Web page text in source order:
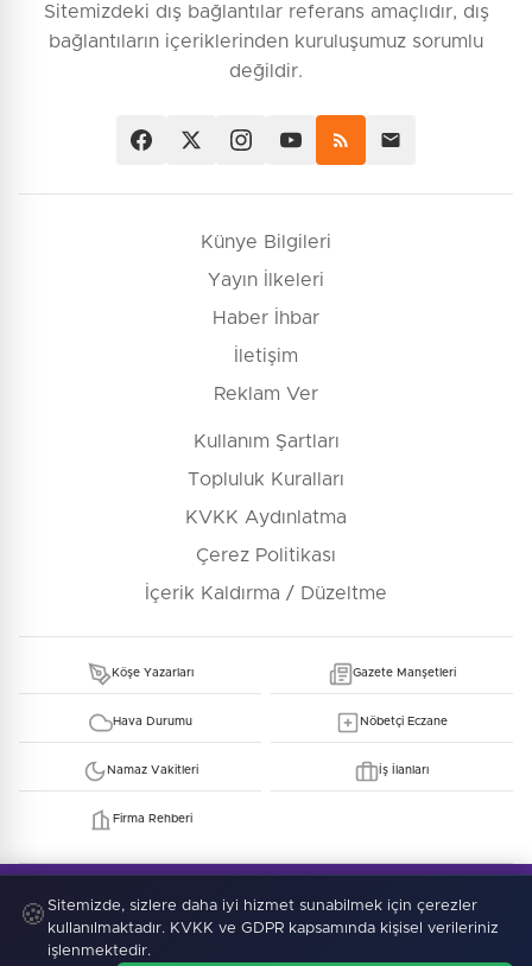
Sitemizdeki dış bağlantılar referans amaçlıdır, dış
bağlantıların içeriklerinden kuruluşumuz sorumlu
değildir.
Künye Bilgileri
Yayın İlkeleri
Haber İhbar
İletişim
Reklam Ver
Kullanım Şartları
Topluluk Kuralları
KVKK Aydınlatma
Çerez Politikası
İçerik Kaldırma / Düzeltme
Köşe Yazarları Gazete Manşetleri
Hava Durumu Nöbetçi Eczane
Namaz Vakitleri İş İlanları
Firma Rehberi
🍪 Sitemizde, sizlere daha iyi hizmet sunabilmek için çerezler
kullanılmaktadır. KVKK ve GDPR kapsamında kişisel verileriniz
işlenmektedir.
Çerez Politikası